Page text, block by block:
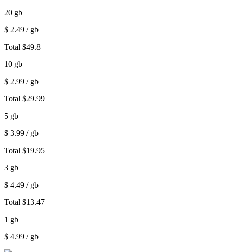
20 gb
$ 2.49 / gb
Total $49.8
10 gb
$ 2.99 / gb
Total $29.99
5 gb
$ 3.99 / gb
Total $19.95
3 gb
$ 4.49 / gb
Total $13.47
1 gb
$ 4.99 / gb